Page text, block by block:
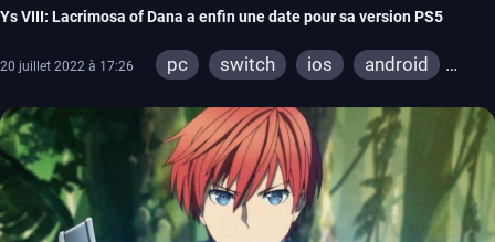
Ys VIII: Lacrimosa of Dana a enfin une date pour sa version PS5
20 juillet 2022 à 17:26 pc switch ios
android